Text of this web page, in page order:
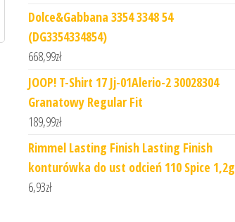
Dolce&Gabbana 3354 3348 54
(DG3354334854)
668,99zł
JOOP! T-Shirt 17 Jj-01Alerio-2 30028304
Granatowy Regular Fit
189,99zł
Rimmel Lasting Finish Lasting Finish
konturówka do ust odcień 110 Spice 1,2g
6,93zł